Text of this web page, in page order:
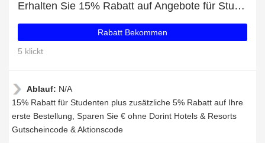
Erhalten Sie 15% Rabatt auf Angebote für Studenten
Rabatt Bekommen
5 klickt
Ablauf: N/A
15% Rabatt für Studenten plus zusätzliche 5% Rabatt auf Ihre
erste Bestellung, Sparen Sie € ohne Dorint Hotels & Resorts
Gutscheincode & Aktionscode